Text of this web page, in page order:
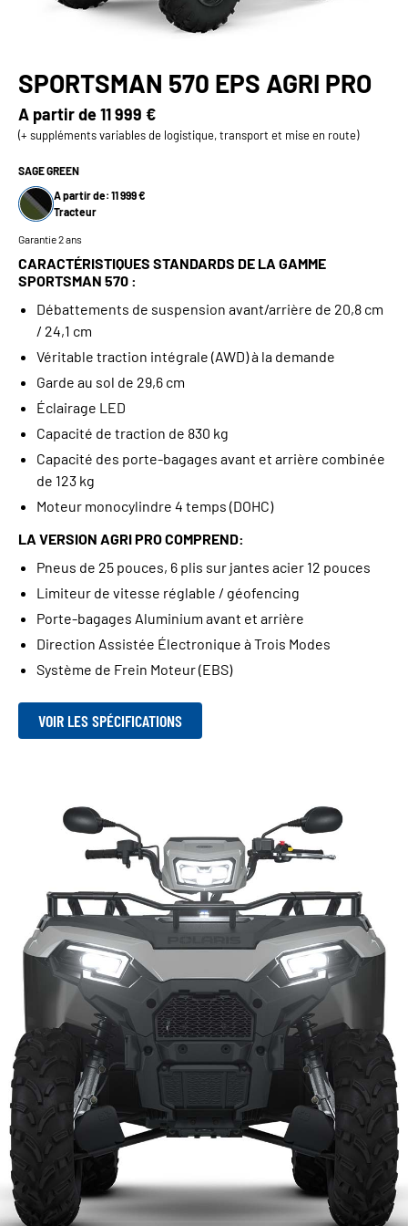
SPORTSMAN 570 EPS AGRI PRO
A partir de11 999 €
(+ suppléments variables de logistique, transport et mise en route)
SAGE GREEN
A partir de: 11 999 €
Tracteur
Garantie 2 ans
CARACTÉRISTIQUES STANDARDS DE LA GAMME
SPORTSMAN 570 :
Débattements de suspension avant/arrière de 20,8 cm
/ 24,1 cm
Véritable traction intégrale (AWD) à la demande
Garde au sol de 29,6 cm
Éclairage LED
Capacité de traction de 830 kg
Capacité des porte-bagages avant et arrière combinée
de 123 kg
Moteur monocylindre 4 temps (DOHC)
LA VERSION AGRI PRO COMPREND:
Pneus de 25 pouces, 6 plis sur jantes acier 12 pouces
Limiteur de vitesse réglable / géofencing
Porte-bagages Aluminium avant et arrière
Direction Assistée Électronique à Trois Modes
Système de Frein Moteur (EBS)
VOIR LES SPÉCIFICATIONS